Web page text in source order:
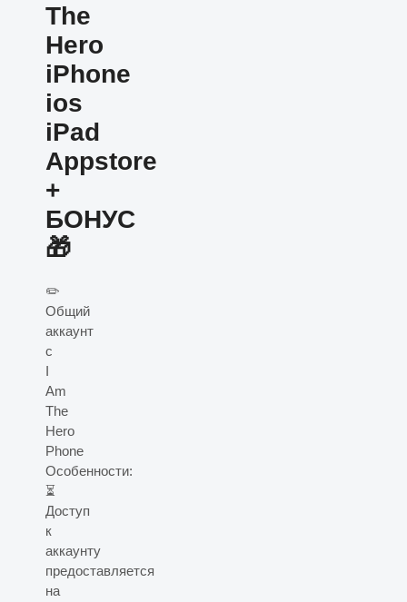
The
Hero
iPhone
ios
iPad
Appstore
+
БОНУС
🎁
✏️
Общий
аккаунт
с
I
Am
The
Hero
Phone
Особенности:
⏳
Доступ
к
аккаунту
предоставляется
на